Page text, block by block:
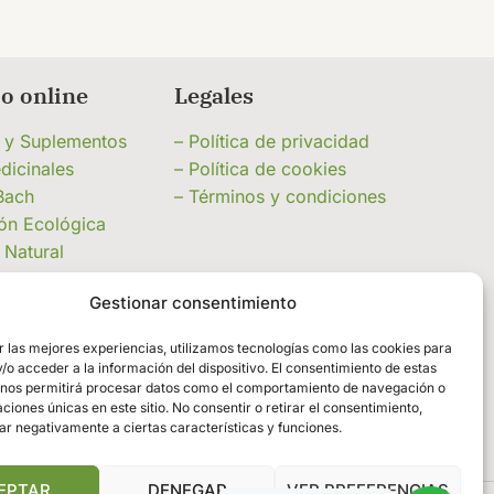
Gestionar consentimiento
las mejores experiencias, utilizamos tecnologías como las cookies para
o acceder a la información del dispositivo. El consentimiento de estas
permitirá procesar datos como el comportamiento de navegación o
únicas en este sitio. No consentir o retirar el consentimiento,
negativamente a ciertas características y funciones.
DENEGAR VER PREFERENCIAS
online
Suplementos
Ecológica
y
limpieza a
Legales
– Política de privacidad
– Política de cookies
– Términos y condiciones